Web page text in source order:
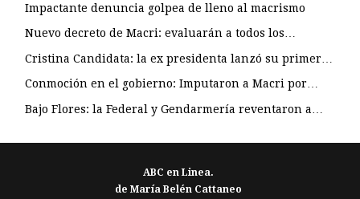
Impactante denuncia golpea de lleno al macrismo
Nuevo decreto de Macri: evaluarán a todos los…
Cristina Candidata: la ex presidenta lanzó su primer…
Conmoción en el gobierno: Imputaron a Macri por…
Bajo Flores: la Federal y Gendarmería reventaron a…
ABC en Linea.
de María Belén Cattaneo